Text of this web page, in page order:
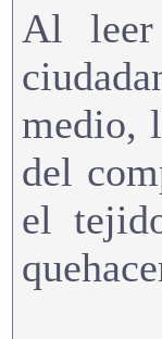
Al leer
medio,
del
el